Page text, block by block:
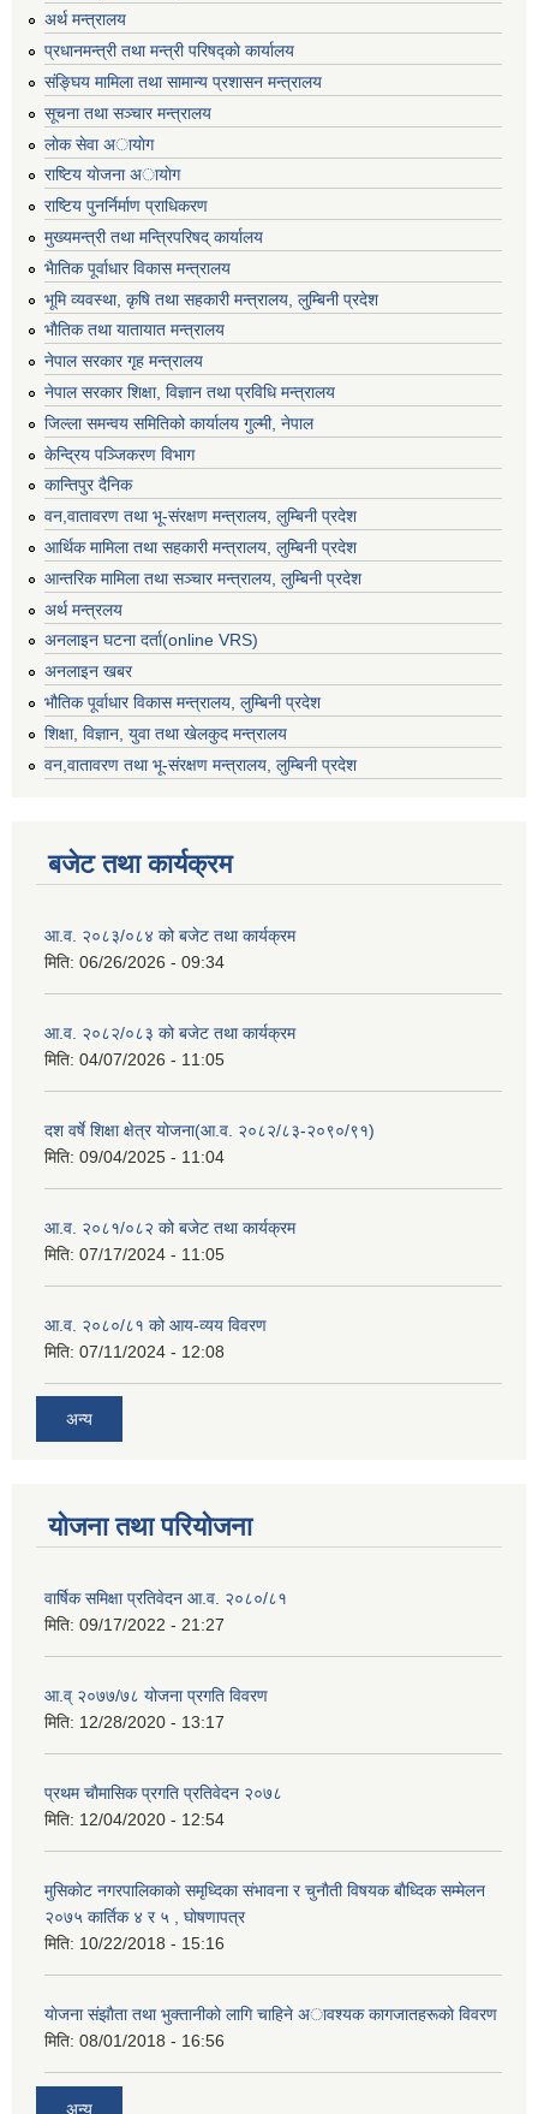
अर्थ मन्त्रालय
प्रधानमन्त्री तथा मन्त्री परिषद्काे कार्यालय
संङ्घिय मामिला तथा सामान्य प्रशासन मन्त्रालय
सूचना तथा सञ्चार मन्त्रालय
लाेक सेवा अायाेग
राष्टिय याेजना अायाेग
राष्टिय पुनर्निर्माण प्राधिकरण
मुख्यमन्त्री तथा मन्त्रिपरिषद् कार्यालय
भैातिक पूर्वाधार विकास मन्त्रालय
भूमि व्यवस्था, कृषि तथा सहकारी मन्त्रालय, लु्म्बिनी प्रदेश
भाैतिक तथा यातायात मन्त्रालय
नेपाल सरकार गृह मन्त्रालय
नेपाल सरकार शिक्षा, विज्ञान तथा प्रविधि मन्त्रालय
जिल्ला समन्वय समितिको कार्यालय गुल्मी, नेपाल
केन्द्रिय पञ्जिकरण विभाग
कान्तिपुर दैनिक
वन,वातावरण तथा भू-संरक्षण मन्त्रालय, लुम्बिनी प्रदेश
आर्थिक मामिला तथा सहकारी मन्त्रालय, लुम्बिनी प्रदेश
आन्तरिक मामिला तथा सञ्चार मन्त्रालय, लुम्बिनी प्रदेश
अर्थ मन्त्रलय
अनलाइन घटना दर्ता(online VRS)
अनलाइन खबर
भौतिक पूर्वाधार विकास मन्त्रालय, लुम्बिनी प्रदेश
शिक्षा, विज्ञान, युवा तथा खेलकुद मन्‍‍त्रालय
वन,वातावरण तथा भू-संरक्षण मन्त्रालय, लुम्बिनी प्रदेश
बजेट तथा कार्यक्रम
आ.व. २०८३/०८४ को बजेट तथा कार्यक्रम
मिति: 06/26/2026 - 09:34
आ.व. २०८२/०८३ को बजेट तथा कार्यक्रम
मिति: 04/07/2026 - 11:05
दश वर्षे शिक्षा क्षेत्र योजना(आ.व. २०८२/८३-२०९०/९१)
मिति: 09/04/2025 - 11:04
आ.व. २०८१/०८२ को बजेट तथा कार्यक्रम
मिति: 07/17/2024 - 11:05
आ.व. २०८०/८१ को आय-व्यय विवरण
मिति: 07/11/2024 - 12:08
अन्य
योजना तथा परियोजना
वार्षिक समिक्षा प्रतिवेदन आ.व. २०८०/८१
मिति: 09/17/2022 - 21:27
आ.व् २०७७/७८ योजना प्रगति विवरण
मिति: 12/28/2020 - 13:17
प्रथम चाैमासिक प्रगति प्रतिवेदन २०७८
मिति: 12/04/2020 - 12:54
मुसिकाेट नगरपालिकाकाे समृध्दिका संभावना र चुनाैती विषयक बाैध्दिक सम्मेलन
२०७५ कार्तिक ४ र ५ , घाेषणापत्र
मिति: 10/22/2018 - 15:16
याेजना संझाैता तथा भुक्तानीकाे लागि चाहिने अावश्यक कागजातहरूकाे विवरण
मिति: 08/01/2018 - 16:56
अन्य